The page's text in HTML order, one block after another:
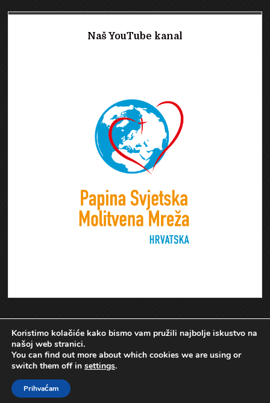
Naš YouTube kanal
Papina Svjetska Molitvena Mreža Hrvatske
Koristimo kolačiće kako bismo vam pružili najbolje iskustvo na
našoj web stranici.
You can find out more about which cookies we are using or
switch them off in settings.
Prihvaćam